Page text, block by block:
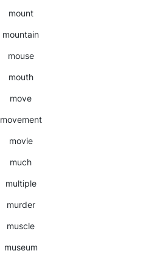
mount
mountain
mouse
mouth
move
movement
movie
much
multiple
murder
muscle
museum